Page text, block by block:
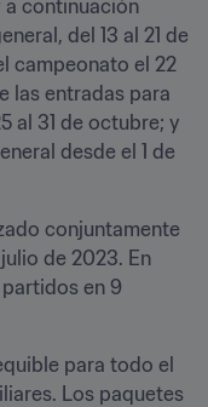
a continuación
del 13 al 21 de
campeonato el 22
las entradas para
al 31 de octubre; y
desde el 1 de
conjuntamente
de 2023. En
en 9
para todo el
Los paquetes